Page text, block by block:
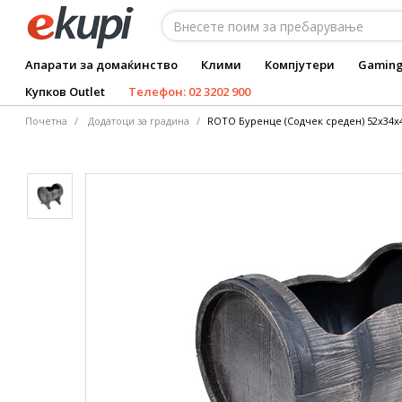
Апарати за домаќинство Клими Компјутери
Купков Outlet
Телефон: 02 3202 900
Почетна Додатоци за градина ROTO Буренце (Содчек среден)